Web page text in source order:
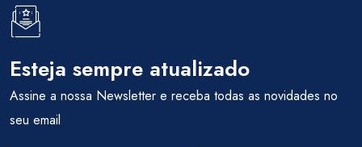
Esteja sempre atualizado
Assine a nossa Newsletter e receba todas as novidades no
seu email